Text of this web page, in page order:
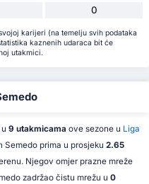
0
karijeri (na temelju svih podataka
kaznenih udaraca bit će
utakmici.
9 utakmicama ove sezone u Liga
Semedo prima u prosjeku 2.65
Njegov omjer prazne mreže
zadržao čistu mrežu u 0